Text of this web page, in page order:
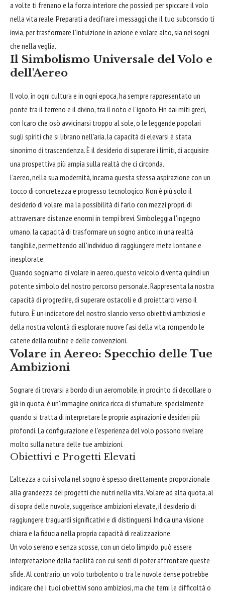
a volte ti frenano e la forza interiore che possiedi per spiccare il volo
nella vita reale. Preparati a decifrare i messaggi che il tuo subconscio ti
invia, per trasformare l'intuizione in azione e volare alto, sia nei sogni
che nella veglia.
Il Simbolismo Universale del Volo e
dell'Aereo
Il volo, in ogni cultura e in ogni epoca, ha sempre rappresentato un
ponte tra il terreno e il divino, tra il noto e l'ignoto. Fin dai miti greci,
con Icaro che osò avvicinarsi troppo al sole, o le leggende popolari
sugli spiriti che si librano nell'aria, la capacità di elevarsi è stata
sinonimo di trascendenza. È il desiderio di superare i limiti, di acquisire
una prospettiva più ampia sulla realtà che ci circonda.
L'aereo, nella sua modernità, incarna questa stessa aspirazione con un
tocco di concretezza e progresso tecnologico. Non è più solo il
desiderio di volare, ma la possibilità di farlo con mezzi propri, di
attraversare distanze enormi in tempi brevi. Simboleggia l'ingegno
umano, la capacità di trasformare un sogno antico in una realtà
tangibile, permettendo all'individuo di raggiungere mete lontane e
inesplorate.
Quando sogniamo di volare in aereo, questo veicolo diventa quindi un
potente simbolo del nostro percorso personale. Rappresenta la nostra
capacità di progredire, di superare ostacoli e di proiettarci verso il
futuro. È un indicatore del nostro slancio verso obiettivi ambiziosi e
della nostra volontà di esplorare nuove fasi della vita, rompendo le
catene della routine e delle convenzioni.
Volare in Aereo: Specchio delle Tue
Ambizioni
Sognare di trovarsi a bordo di un aeromobile, in procinto di decollare o
già in quota, è un'immagine onirica ricca di sfumature, specialmente
quando si tratta di interpretare le proprie aspirazioni e desideri più
profondi. La configurazione e l'esperienza del volo possono rivelare
molto sulla natura delle tue ambizioni.
Obiettivi e Progetti Elevati
L'altezza a cui si vola nel sogno è spesso direttamente proporzionale
alla grandezza dei progetti che nutri nella vita. Volare ad alta quota, al
di sopra delle nuvole, suggerisce ambizioni elevate, il desiderio di
raggiungere traguardi significativi e di distinguersi. Indica una visione
chiara e la fiducia nella propria capacità di realizzazione.
Un volo sereno e senza scosse, con un cielo limpido, può essere
interpretazione della facilità con cui senti di poter affrontare queste
sfide. Al contrario, un volo turbolento o tra le nuvole dense potrebbe
indicare che i tuoi obiettivi sono ambiziosi, ma che temi le difficoltà o